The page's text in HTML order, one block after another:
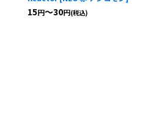
15円～30円(税込)